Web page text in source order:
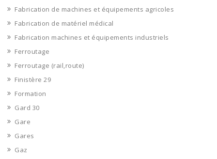
Fabrication de machines et équipements agricoles
Fabrication de matériel médical
Fabrication machines et équipements industriels
Ferroutage
Ferroutage (rail,route)
Finistère 29
Formation
Gard 30
Gare
Gares
Gaz